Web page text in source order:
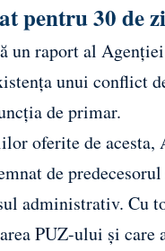
pentru 30 de
un raport al
unui conflict
de primar.
oferite de acesta,
de
administrativ. Cu
PUZ-ului și care